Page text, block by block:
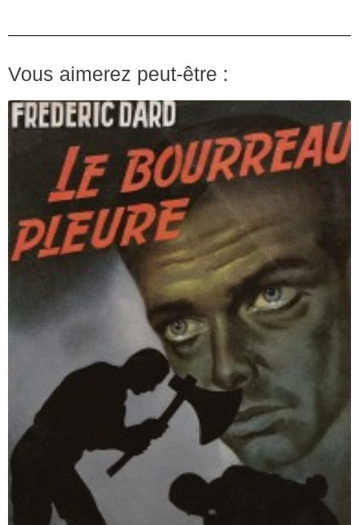
Vous aimerez peut-être :